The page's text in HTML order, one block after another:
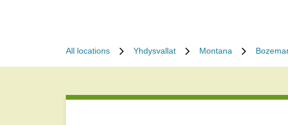
All locations Yhdysvallat Montana